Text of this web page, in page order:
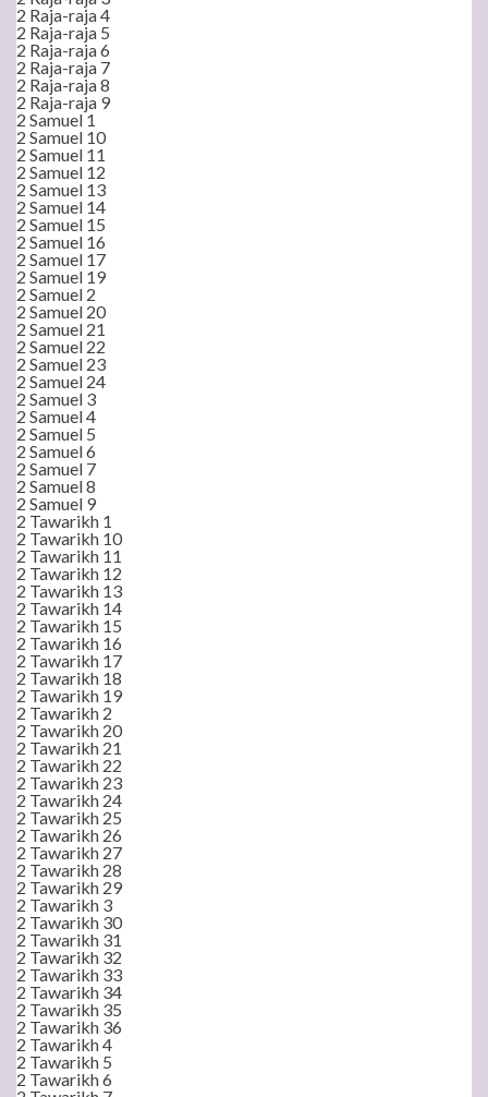
2 Raja-raja 4
2 Raja-raja 5
2 Raja-raja 6
2 Raja-raja 7
2 Raja-raja 8
2 Raja-raja 9
2 Samuel 1
2 Samuel 10
2 Samuel 11
2 Samuel 12
2 Samuel 13
2 Samuel 14
2 Samuel 15
2 Samuel 16
2 Samuel 17
2 Samuel 19
2 Samuel 2
2 Samuel 20
2 Samuel 21
2 Samuel 22
2 Samuel 23
2 Samuel 24
2 Samuel 3
2 Samuel 4
2 Samuel 5
2 Samuel 6
2 Samuel 7
2 Samuel 8
2 Samuel 9
2 Tawarikh 1
2 Tawarikh 10
2 Tawarikh 11
2 Tawarikh 12
2 Tawarikh 13
2 Tawarikh 14
2 Tawarikh 15
2 Tawarikh 16
2 Tawarikh 17
2 Tawarikh 18
2 Tawarikh 19
2 Tawarikh 2
2 Tawarikh 20
2 Tawarikh 21
2 Tawarikh 22
2 Tawarikh 23
2 Tawarikh 24
2 Tawarikh 25
2 Tawarikh 26
2 Tawarikh 27
2 Tawarikh 28
2 Tawarikh 29
2 Tawarikh 3
2 Tawarikh 30
2 Tawarikh 31
2 Tawarikh 32
2 Tawarikh 33
2 Tawarikh 34
2 Tawarikh 35
2 Tawarikh 36
2 Tawarikh 4
2 Tawarikh 5
2 Tawarikh 6